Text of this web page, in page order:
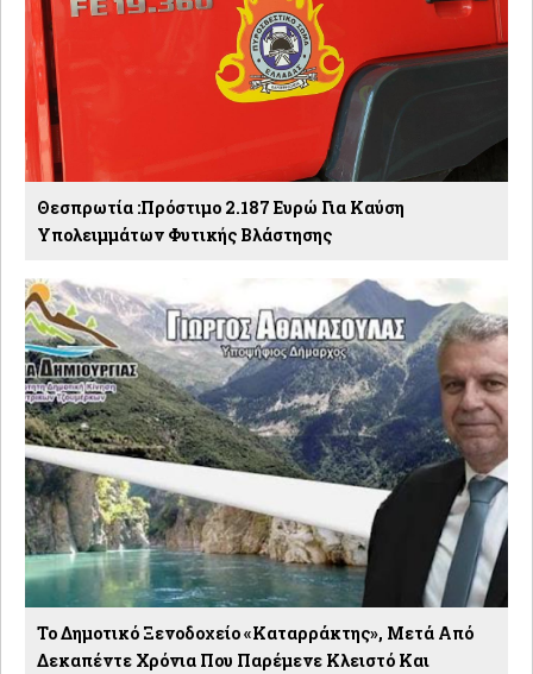
Θεσπρωτία :Πρόστιμο 2.187 Ευρώ Για Καύση
Υπολειμμάτων Φυτικής Βλάστησης
Το Δημοτικό Ξενοδοχείο «Καταρράκτης», Μετά Από
Δεκαπέντε Χρόνια Που Παρέμενε Κλειστό Και